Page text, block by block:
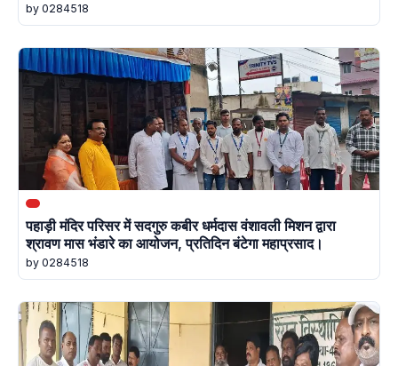
by 0284518
पहाड़ी मंदिर परिसर में सदगुरु कबीर धर्मदास वंशावली मिशन द्वारा
श्रावण मास भंडारे का आयोजन, प्रतिदिन बंटेगा महाप्रसाद।
by 0284518